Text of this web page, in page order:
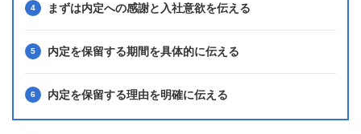
まずは内定への感謝と入社意欲を伝える
内定を保留する期間を具体的に伝える
内定を保留する理由を明確に伝える